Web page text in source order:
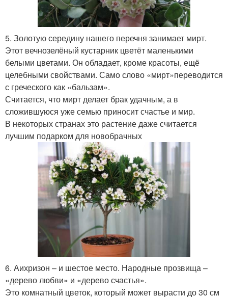
5. Золотую середину нашего перечня занимает мирт.
Этот вечнозелёный кустарник цветёт маленькими
белыми цветами. Он обладает, кроме красоты, ещё
целебными свойствами. Само слово «мирт»переводится
с греческого как «бальзам».
Считается, что мирт делает брак удачным, а в
сложившуюся уже семью приносит счастье и мир.
В некоторых странах это растение даже считается
лучшим подарком для новобрачных
6. Аихризон – и шестое место. Народные прозвища –
«дерево любви» и «дерево счастья».
Это комнатный цветок, который может вырасти до 30 см